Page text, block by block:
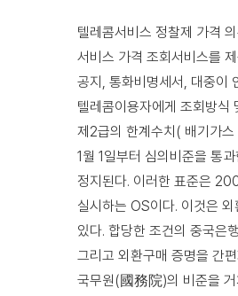
텔레콤서비스 정찰제 가격
서비스 가격 조회서비스를
공지, 통화비명세서, 대중이
텔레콤이용자에게 조회방식
제2급의 한계수치( 배기가
1월 1일부터 심의비준을 통
정지된다. 이러한 표준은
실시하는 OS이다. 이것은
있다. 합당한 조건의 중국은
그리고 외환구매 증명을 간
국무원(國務院)의 비준을 거